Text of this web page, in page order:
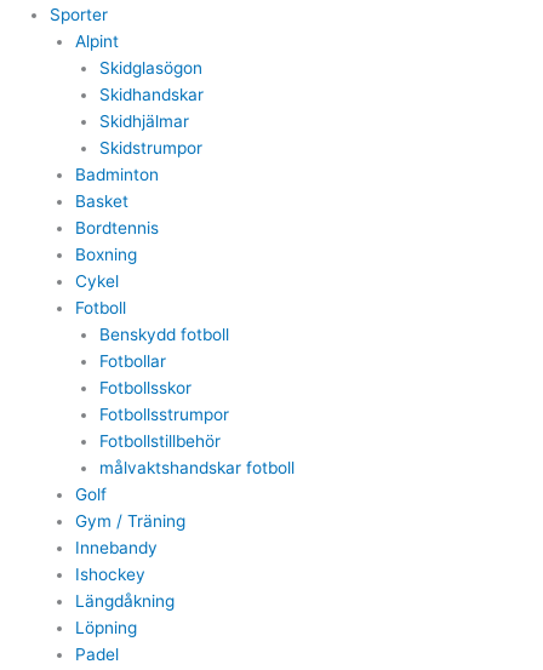
Sporter
Alpint
Skidglasögon
Skidhandskar
Skidhjälmar
Skidstrumpor
Badminton
Basket
Bordtennis
Boxning
Cykel
Fotboll
Benskydd fotboll
Fotbollar
Fotbollsskor
Fotbollsstrumpor
Fotbollstillbehör
målvaktshandskar fotboll
Golf
Gym / Träning
Innebandy
Ishockey
Längdåkning
Löpning
Padel